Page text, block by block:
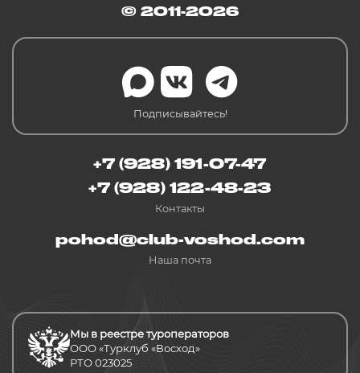
© 2011-2026
Подписывайтесь!
+7 (928) 191-07-47
+7 (928) 122-48-23
Контакты
pohod@club-voshod.com
Наша почта
Мы в реестре туроператоров
ООО «Турклуб «Восход»
РТО 023025